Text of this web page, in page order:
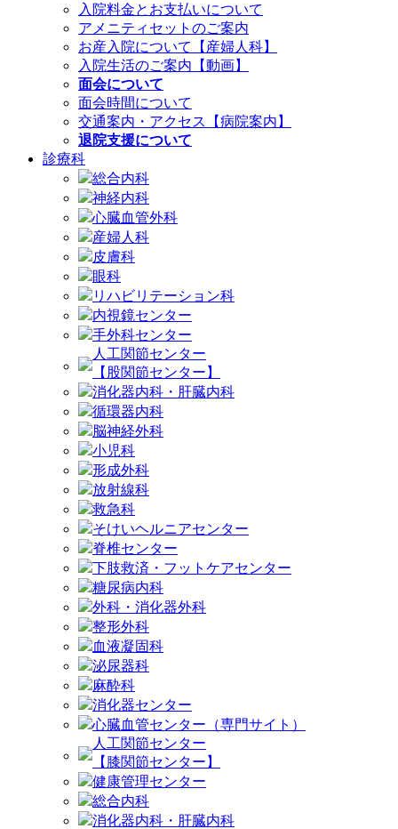
入院料金とお支払いについて
アメニティセットのご案内
お産入院について【産婦人科】
入院生活のご案内【動画】
面会について
面会時間について
交通案内・アクセス【病院案内】
退院支援について
診療科
総合内科
神経内科
心臓血管外科
産婦人科
皮膚科
眼科
リハビリテーション科
内視鏡センター
手外科センター
人工関節センター
【股関節センター】
消化器内科・肝臓内科
循環器内科
脳神経外科
小児科
形成外科
放射線科
救急科
そけいヘルニアセンター
脊椎センター
下肢救済・フットケアセンター
糖尿病内科
外科・消化器外科
整形外科
血液凝固科
泌尿器科
麻酔科
消化器センター
心臓血管センター（専門サイト）
人工関節センター
【膝関節センター】
健康管理センター
総合内科
消化器内科・肝臓内科